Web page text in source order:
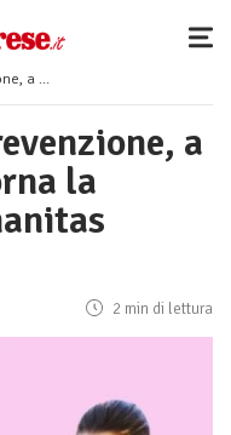
Medical Care”
a
la
2 min di lettura